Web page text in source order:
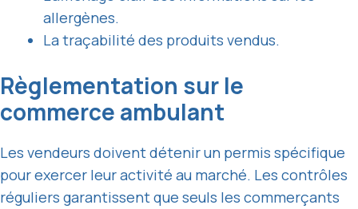
allergènes.
La traçabilité des produits vendus.
Règlementation sur le
commerce ambulant
Les vendeurs doivent détenir un permis spécifique
pour exercer leur activité au marché. Les contrôles
réguliers garantissent que seuls les commerçants